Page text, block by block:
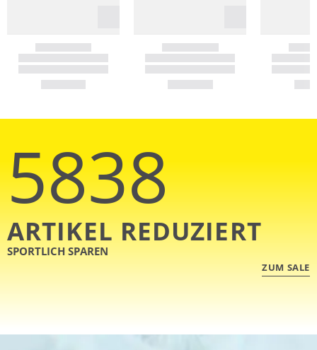
5838
ARTIKEL REDUZIERT
SPORTLICH SPAREN
ZUM SALE